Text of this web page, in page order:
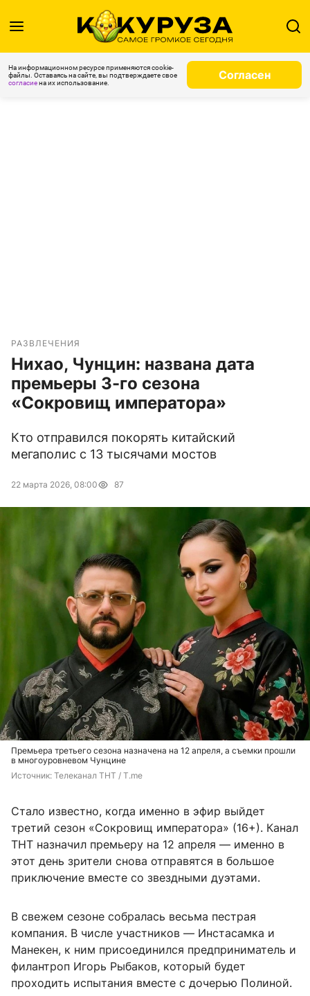
На информационном ресурсе применяются cookie-
файлы. Оставаясь на сайте, вы подтверждаете свое
согласиена их использование.
Согласен
РАЗВЛЕЧЕНИЯ
Нихао, Чунцин: названа дата
премьеры 3-го сезона
«Сокровищ императора»
Кто отправился покорять китайский
мегаполис с 13 тысячами мостов
22 марта 2026, 08:00 87
Премьера третьего сезона назначена на 12 апреля, а съемки прошли
в многоуровневом Чунцине
Источник: Телеканал ТНТ / T.me
Стало известно, когда именно в эфир выйдет
третий сезон «Сокровищ императора» (16+). Канал
ТНТ назначил премьеру на 12 апреля — именно в
этот день зрители снова отправятся в большое
приключение вместе со звездными дуэтами.
В свежем сезоне собралась весьма пестрая
компания. В числе участников — Инстасамка и
Манекен, к ним присоединился предприниматель и
филантроп Игорь Рыбаков, который будет
проходить испытания вместе с дочерью Полиной.